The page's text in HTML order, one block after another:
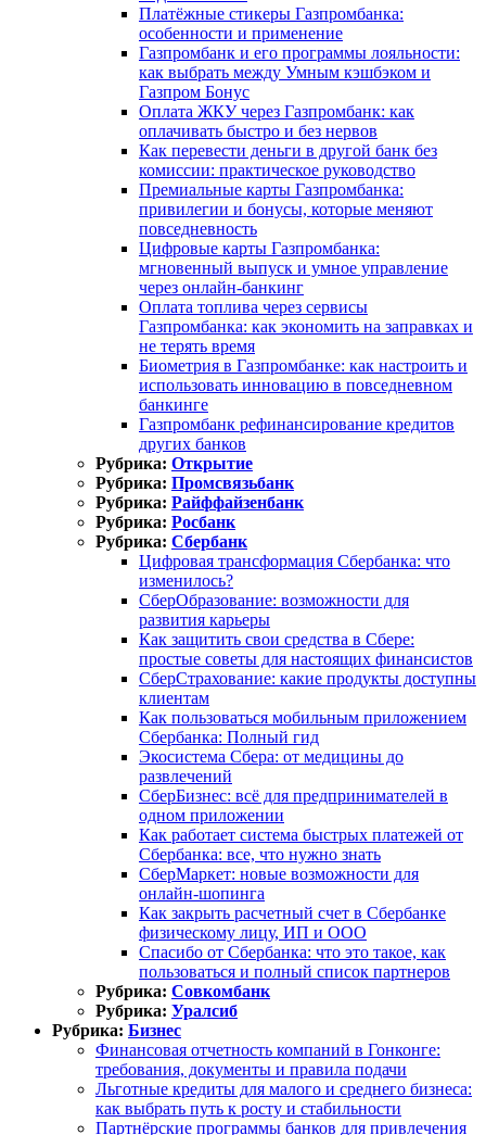
Платёжные стикеры Газпромбанка:
особенности и применение
Газпромбанк и его программы лояльности:
как выбрать между Умным кэшбэком и
Газпром Бонус
Оплата ЖКУ через Газпромбанк: как
оплачивать быстро и без нервов
Как перевести деньги в другой банк без
комиссии: практическое руководство
Премиальные карты Газпромбанка:
привилегии и бонусы, которые меняют
повседневность
Цифровые карты Газпромбанка:
мгновенный выпуск и умное управление
через онлайн-банкинг
Оплата топлива через сервисы
Газпромбанка: как экономить на заправках и
не терять время
Биометрия в Газпромбанке: как настроить и
использовать инновацию в повседневном
банкинге
Газпромбанк рефинансирование кредитов
других банков
Рубрика: Открытие
Рубрика: Промсвязьбанк
Рубрика: Райффайзенбанк
Рубрика: Росбанк
Рубрика: Сбербанк
Цифровая трансформация Сбербанка: что
изменилось?
СберОбразование: возможности для
развития карьеры
Как защитить свои средства в Сбере:
простые советы для настоящих финансистов
СберСтрахование: какие продукты доступны
клиентам
Как пользоваться мобильным приложением
Сбербанка: Полный гид
Экосистема Сбера: от медицины до
развлечений
СберБизнес: всё для предпринимателей в
одном приложении
Как работает система быстрых платежей от
Сбербанка: все, что нужно знать
СберМаркет: новые возможности для
онлайн-шопинга
Как закрыть расчетный счет в Сбербанке
физическому лицу, ИП и ООО
Спасибо от Сбербанка: что это такое, как
пользоваться и полный список партнеров
Рубрика: Совкомбанк
Рубрика: Уралсиб
Рубрика: Бизнес
Финансовая отчетность компаний в Гонконге:
требования, документы и правила подачи
Льготные кредиты для малого и среднего бизнеса:
как выбрать путь к росту и стабильности
Партнёрские программы банков для привлечения